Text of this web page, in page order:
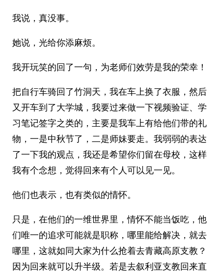
我说，真没事。
她说，光给你添麻烦。
我开玩笑的回了一句，为老师们效劳是我的荣幸！
把自行车骑回了竹洞天，我在车上换了衣服，然后
又开车到了大学城，我要过来做一下视频验证、学
习笔记签字之类的，主要是我车上有给他们带的礼
物，一是中秋节了，二是师妹要走。我弱弱的表达
了一下我的观点，我还是希望你们留在母校，这样
我有个念想，觉得回来有个人可以见一见。
他们也表示，也有类似的情怀。
只是，在他们的一维世界里，情怀不能当饭吃，他
们唯一的追求可能就是职称，哪里能给解决，就去
哪里，这就如同大家为什么抢着去青藏高原支教？
因为回来就可以升半级。若是去叙利亚支教回来直